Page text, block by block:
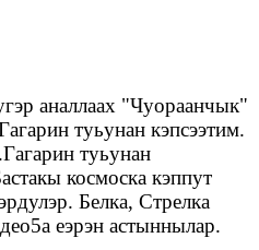
аналлаах "Чуораанчык"
туьунан кэпсээтим.
туьунан
космоска кэппут
Белка, Стрелка
еэрэн астыннылар.